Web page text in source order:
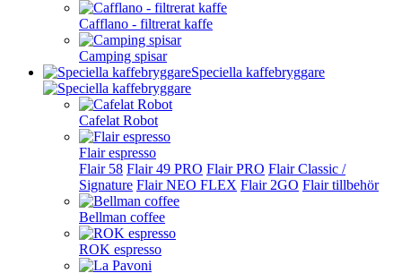
Cafflano - filtrerat kaffe
Camping spisar
Speciella kaffebryggare
Cafelat Robot
Flair espresso
Flair 58 Flair 49 PRO Flair PRO Flair Classic /
Signature Flair NEO FLEX Flair 2GO Flair tillbehör
Bellman coffee
ROK espresso